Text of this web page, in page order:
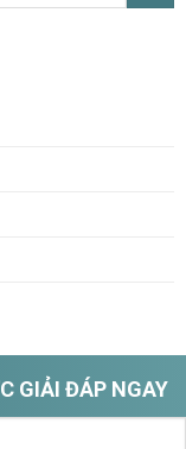
GIẢI ĐÁP NGAY